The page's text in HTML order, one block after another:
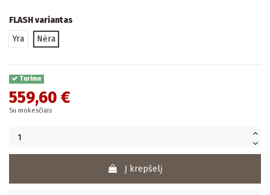
FLASH variantas
Yra
Nėra
Turime
559,60 €
Su mokesčiais
Į krepšelį